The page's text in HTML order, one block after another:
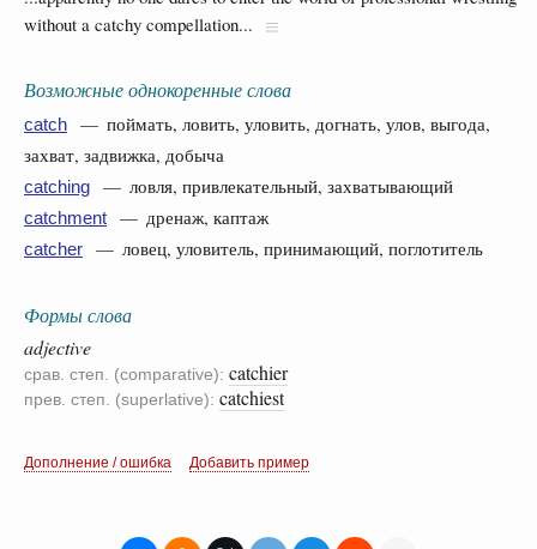
without a catchy compellation...
Возможные однокоренные слова
catch
— поймать, ловить, уловить, догнать, улов, выгода,
захват, задвижка, добыча
catching — ловля, привлекательный, захватывающий
catchment — дренаж, каптаж
catcher — ловец, уловитель, принимающий, поглотитель
Формы слова
adjective
срав. степ. (comparative): catchier
прев. степ. (superlative): catchiest
Дополнение / ошибка Добавить пример